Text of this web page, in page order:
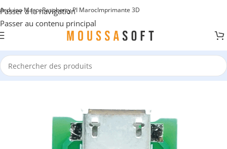
Passer à la navigation
Passer au contenu principal
Arduino MarocRaspberry PI MarocImprimante 3D